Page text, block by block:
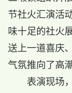
节社火汇演活
味十足的社火
送上一道喜庆
气氛推向了高潮
表演现场